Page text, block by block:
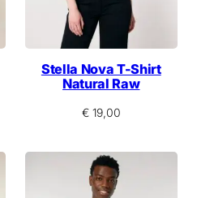
Stella Nova T-Shirt
Natural Raw
€19,00